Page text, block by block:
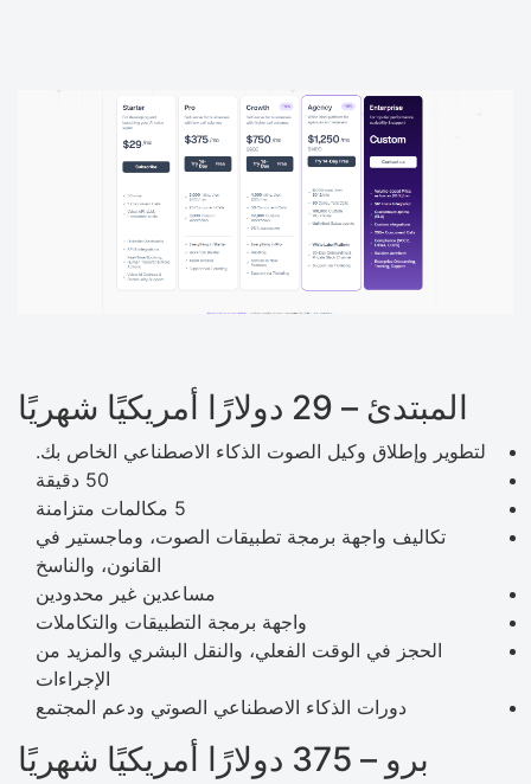
المبتدئ – 29 دولارًا أمريكيًا شهريًا
لتطوير وإطلاق وكيل الصوت الذكاء الاصطناعي الخاص بك.
50 دقيقة
5 مكالمات متزامنة
تكاليف واجهة برمجة تطبيقات الصوت، وماجستير في
القانون، والناسخ
مساعدين غير محدودين
واجهة برمجة التطبيقات والتكاملات
الحجز في الوقت الفعلي، والنقل البشري والمزيد من
الإجراءات
دورات الذكاء الاصطناعي الصوتي ودعم المجتمع
برو – 375 دولارًا أمريكيًا شهريًا